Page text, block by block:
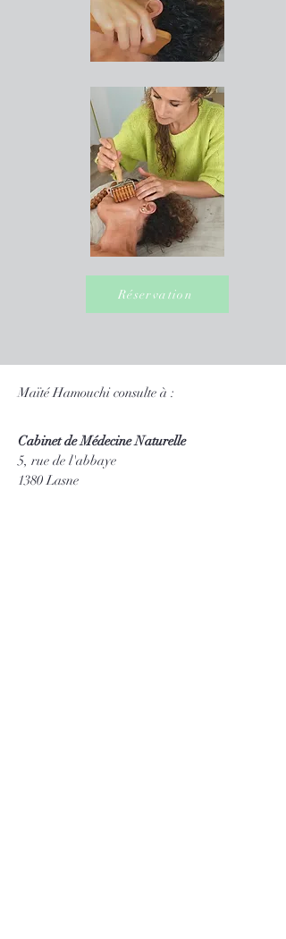
Réservation
Maïté Hamouchi consulte à :
Cabinet de Médecine Naturelle
5, rue de l'abbaye
1380 Lasne